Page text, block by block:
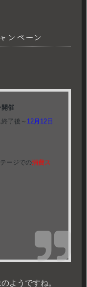
ンペーン
催
了後～ 12月12日
ージでの消費ス
ようですね。